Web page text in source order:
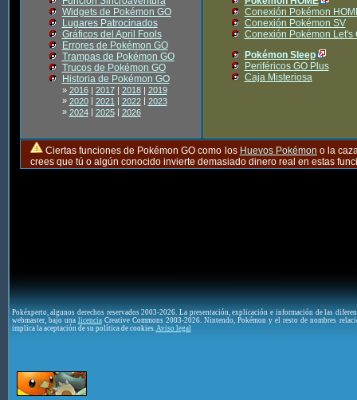
Widgets de Pokémon GO
Lugares Patrocinados
Gráficos del April Fools
Errores de Pokémon GO
Trampas de Pokémon GO
Trucos de Pokémon GO
Historia de Pokémon GO
» 2016| 2017| 2018| 2019
» 2020| 2021| 2022| 2023
» 2024| 2025| 2026
Conexión Pokémon
Conexión Pokémon SV
Conexión Pokémon Let's
Pokémon Sleep
Periféricos GO Plus
Caja Misteriosa
Ciertas funciones de Pokémon GO como los Huevos Pokémon o la
crees que tú o algún conocido invierte demasiado dinero real en estas
Pokéxperto, algunos derechos reservados 2003-2026. La presentación, explicación e información de las
webmaster, bajo una licenciaCreative Commons 2003-2026. Nintendo, Pokémon y el resto de nombres
implica la aceptación de su política de cookies. Aviso legal